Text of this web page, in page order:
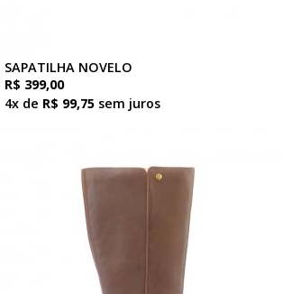
SAPATILHA NOVELO
R$ 399,00
4x de R$ 99,75 sem juros